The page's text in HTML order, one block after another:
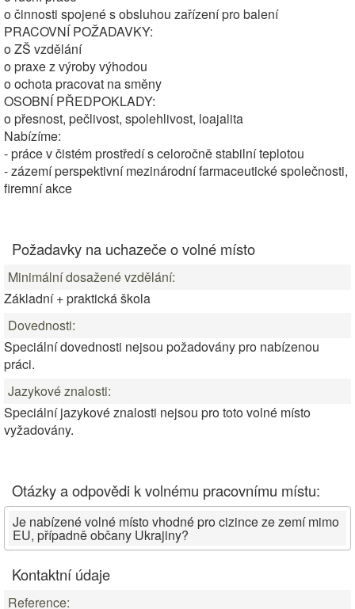
o činnosti spojené s obsluhou zařízení pro balení
PRACOVNÍ POŽADAVKY:
o ZŠ vzdělání
o praxe z výroby výhodou
o ochota pracovat na směny
OSOBNÍ PŘEDPOKLADY:
o přesnost, pečlivost, spolehlivost, loajalita
Nabízíme:
- práce v čistém prostředí s celoročně stabilní teplotou
- zázemí perspektivní mezinárodní farmaceutické společnosti,
firemní akce
Požadavky na uchazeče o volné místo
Minimální dosažené vzdělání:
Základní + praktická škola
Dovednosti:
Speciální dovednosti nejsou požadovány pro nabízenou
práci.
Jazykové znalosti:
Speciální jazykové znalosti nejsou pro toto volné místo
vyžadovány.
Otázky a odpovědi k volnému pracovnímu místu:
Je nabízené volné místo vhodné pro cizince ze zemí mimo
EU, případně občany Ukrajiny?
Kontaktní údaje
Reference: